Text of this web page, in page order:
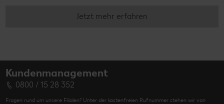
Jetzt mehr erfahren
Kundenmanagement
0800 / 15 28 352
Fragen rund um unsere Filialen? Unter der kostenfreien Rufnummer stehen wir von